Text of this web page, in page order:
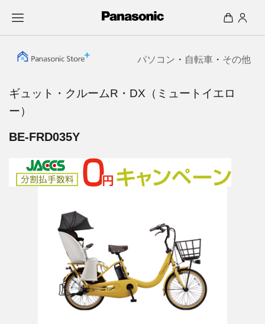
パソコン ・ 自転車 ・ その他
ギュット・クルームR・DX（ミュートイエロ
ー）
BE-FRD035Y